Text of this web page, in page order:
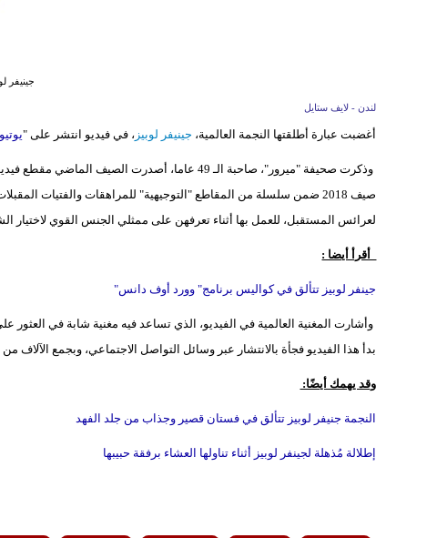
جينيفر
لندن - لايف ستايل
أغضبت عبارة أطلقتها النجمة العالمية، جينيفر لوبيز ، في فيديو انتشر على "
وذكرت صحيفة "ميرور"، صاحبة الـ 49 عاما، أصدرت
صيف 2018 ضمن سلسلة من المقاطع "التوجيهية" للمراهقات والفتيات
لعرائس المستقبل، للعمل بها أثناء تعرفهن على ممثلي الجنس القوي لاختيار
أقرأ أيضا :
جينفر لوبيز تتألق في كواليس برنامج" وورد أوف دانس"
بدأ هذا الفيديو فجأة بالانتشار عبر وسائل التواصل الاجتماعي، وبجمع الآلاف
وقد يهمك أيضًا:
النجمة جنيفر لوبيز تتألق في فستان قصير وجذاب من جلد الفهد
إطلالة مُذهلة لجينفر لوبيز أثناء تناولها العشاء برفقة حبيبها